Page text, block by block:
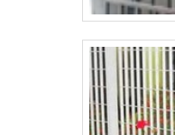
se destaca no
diferentes
com a
empresa conta
que auxilia na